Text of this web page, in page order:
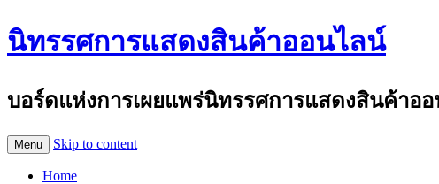
นิทรรศการแสดงสินค้าออนไลน์
บอร์ดแห่งการเผยแพร่นิทรรศการแสดงสินค้าอ
Menu Skip to content
Home